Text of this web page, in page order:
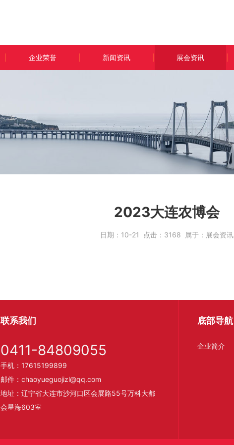
企业荣誉 新闻资讯 展会资讯
2023大连农博会
日期： 10-21 点击： 3168 属于： 展会资讯
联系我们
0411-84809055
手机：17615199899
邮件：chaoyueguojizl@qq.com
地址：辽宁省大连市沙河口区会展路55号万科大都
会星海603室
底部导航
企业简介